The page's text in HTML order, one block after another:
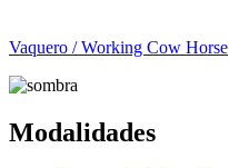
Vaquero / Working Cow Horse
Modalidades